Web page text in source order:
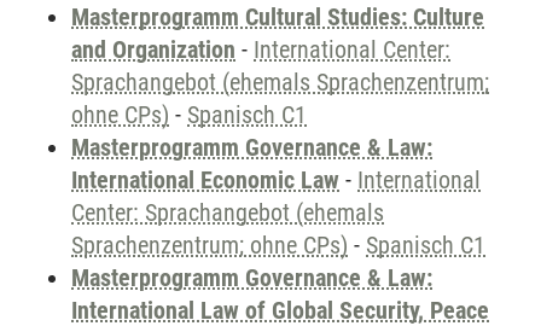
Masterprogramm Cultural Studies: Culture
and Organization - International Center:
Sprachangebot (ehemals Sprachenzentrum;
ohne CPs) - Spanisch C1
Masterprogramm Governance & Law:
International Economic Law - International
Center: Sprachangebot (ehemals
Sprachenzentrum; ohne CPs) - Spanisch C1
Masterprogramm Governance & Law:
International Law of Global Security, Peace